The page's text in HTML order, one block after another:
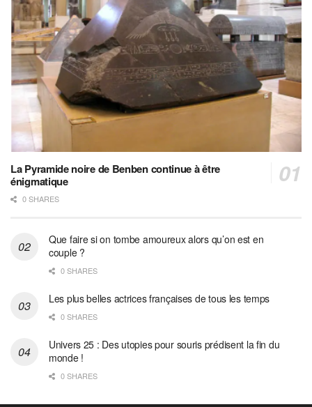
La Pyramide noire de Benben continue à être
énigmatique
0 SHARES
Que faire si on tombe amoureux alors qu’on est en
couple ?
0 SHARES
Les plus belles actrices françaises de tous les temps
0 SHARES
Univers 25 : Des utopies pour souris prédisent la fin du
monde !
0 SHARES